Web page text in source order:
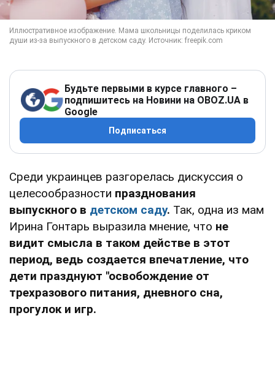
Будьте первыми в курсе главного –
подпишитесь на Новини на OBOZ.UA в
Google
Подписаться
Среди украинцев разгорелась дискуссия о
целесообразности празднования
выпускного в детском саду. Так, одна из мам
Ирина Гонтарь выразила мнение, что не
видит смысла в таком действе в этот
период, ведь создается впечатление, что
дети празднуют "освобождение от
трехразового питания, дневного сна,
прогулок и игр.